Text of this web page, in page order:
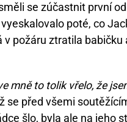
se zúčastnit první
poté, co
v požáru ztratila babičku
mně to tolik vřelo, že
se před všemi
šlo, byla ale na jeho